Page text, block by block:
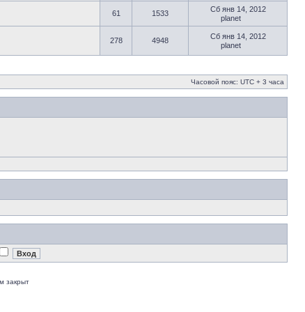
61 1533
Сб янв 14, 2012
planet
278 4948
Сб янв 14, 2012
planet
Часовой пояс: UTC + 3 часа
закрыт